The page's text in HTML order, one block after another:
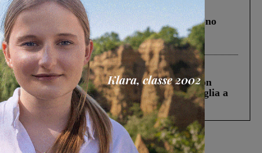
Cronaca 4 Agosto 2026
Un anno fa la strage in A1 in cui morirono
Gianni, Giulia e Franco. Lo schianto, il
processo, lo stop ai sorpassi fra tir....
Cronaca 3 Agosto 2026
Scomparso da una struttura di Castiglion
Fiorentino l’uomo che aveva ucciso la figlia a
Levane nel 2020